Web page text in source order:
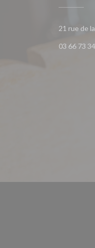
21 rue de
03 66 73